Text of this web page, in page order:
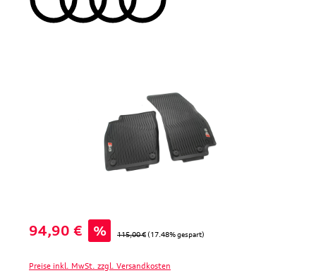
Verkaufspreis:
94,90 € % Regulärer Preis:
115,00 € (17.48% gespart)
Preise inkl. MwSt. zzgl. Versandkosten